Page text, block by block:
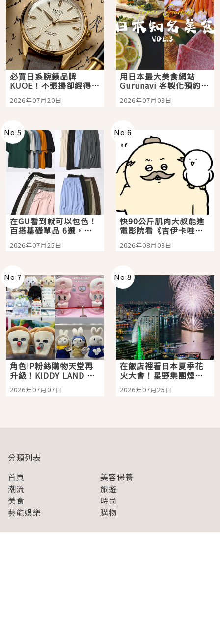
必買日系腕錶品牌
KUOE！不張揚卻經得起
時間洗鍊的經典之作五
選
2026年07月20日
用日本最大美食網站
Gurunavi 客製化預約九
大都市餐廳，打造專屬
美食體驗！
2026年07月03日
No.5
在GU看到就可以包色！
百搭基礎單品 6選，閉
眼全收也不心疼
2026年07月25日
No.6
快90公斤肌肉大叔能進
電影院看《吉伊卡哇》
嗎？日本重金屬樂團
「打首」會長與nagano
2026年08月03日
No.7
角色IP粉絲購物天堂再
升級！KIDDY LAND 原
宿店吉伊卡哇迎客，新
開幕 OMOKADO 店3分
2026年07月07日
No.8
在飯店裡看日本夏季花
火大會！星野集團煙火
景觀飯店6選，讓你不用
人擠人悠閒欣賞
2026年07月25日
分類列表
首頁
美容保養
潮流
旅遊
美食
時尚
藝能娛樂
購物